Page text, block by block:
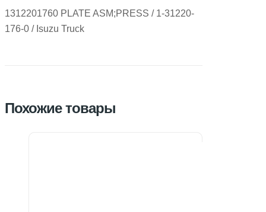
1312201760 PLATE ASM;PRESS / 1-31220-
176-0 / Isuzu Truck
Похожие товары